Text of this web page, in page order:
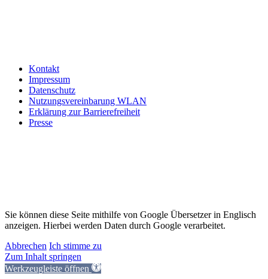
Kontakt
Impressum
Datenschutz
Nutzungsvereinbarung WLAN
Erklärung zur Barrierefreiheit
Presse
Sie können diese Seite mithilfe von Google Übersetzer in Englisch
anzeigen. Hierbei werden Daten durch Google verarbeitet.
Abbrechen Ich stimme zu
Zum Inhalt springen
Werkzeugleiste öffnen